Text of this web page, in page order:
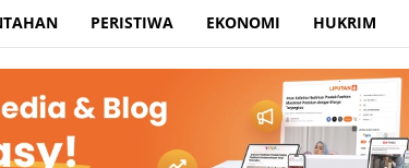
PERISTIWA EKONOMI HUKRIM